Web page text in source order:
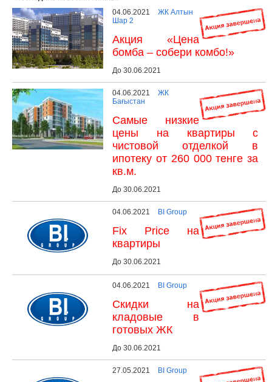
04.06.2021
ЖК Алтын
Шар 2
Акция «Цена
бомба – собери комбо!»
До 30.06.2021
04.06.2021
ЖК
Бағыстан
Самые низкие
цены на квартиры с
чистовой отделкой в
ипотеку от 260 000 тенге за
кв.м.
До 30.06.2021
04.06.2021 BI Group
Fix Price на
квартиры
До 30.06.2021
04.06.2021 BI Group
Скидки на
кладовые в
готовых ЖК
До 30.06.2021
27.05.2021 BI Group